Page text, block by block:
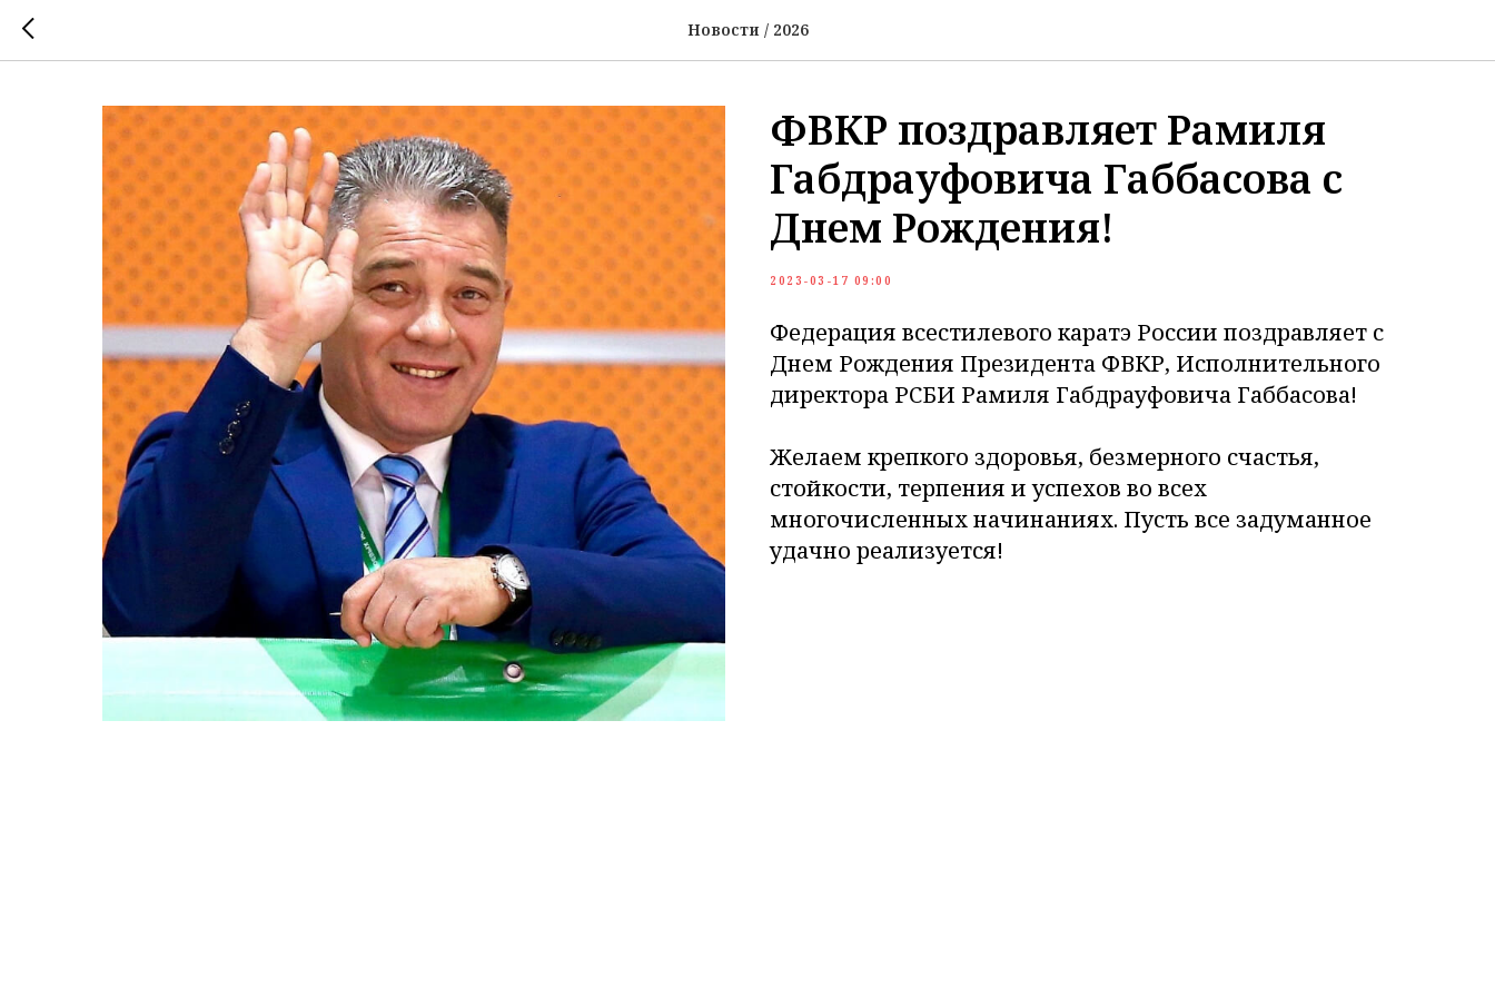
Новости / 2026
ФВКР поздравляет Рамиля
Габдрауфовича Габбасова с
Днем Рождения!
2023-03-17 09:00
Федерация всестилевого каратэ России поздравляет с
Днем Рождения Президента ФВКР, Исполнительного
директора РСБИ Рамиля Габдрауфовича Габбасова!
Желаем крепкого здоровья, безмерного счастья,
стойкости, терпения и успехов во всех
многочисленных начинаниях. Пусть все задуманное
удачно реализуется!